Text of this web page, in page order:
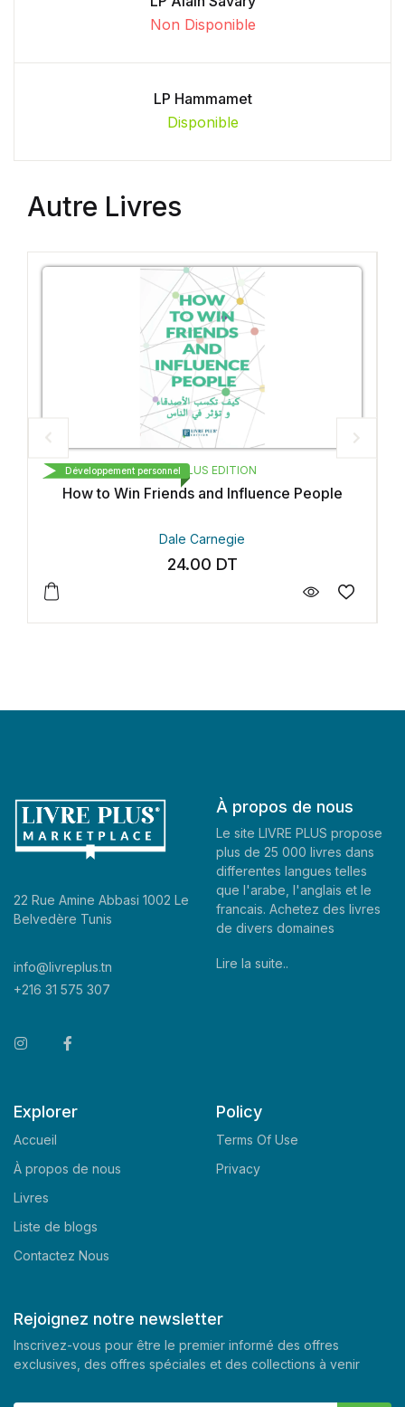
Non Disponible
LP Hammamet
Disponible
Autre Livres
LIVRE PLUS EDITION
How to Win Friends and Influence People
Dale Carnegie
24.00 DT
Développement personnel
22 Rue Amine Abbasi 1002 Le
Belvedère Tunis
info@livreplus.tn
+216 31 575 307
À propos de nous
Le site LIVRE PLUS propose
plus de 25 000 livres dans
differentes langues telles
que l'arabe, l'anglais et le
francais. Achetez des livres
de divers domaines
Lire la suite..
Explorer
Accueil
À propos de nous
Livres
Liste de blogs
Contactez Nous
Policy
Terms Of Use
Privacy
Rejoignez notre newsletter
Inscrivez-vous pour être le premier informé des offres
exclusives, des offres spéciales et des collections à venir